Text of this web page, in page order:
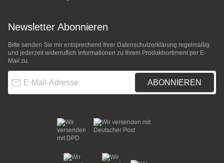
Newsletter Abonnieren
Bitte senden Sie mir entsprechend Ihrer Datenschutzerklärung regelmäßig
und jederzeit widerruflich Informationen zu Ihrem Produktsortiment per E-
Mail zu.
ABONNIEREN